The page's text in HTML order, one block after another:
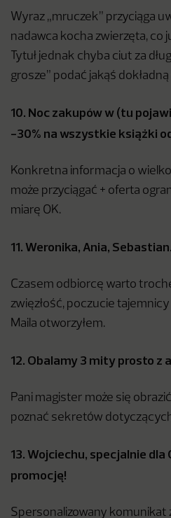
Wyraz „mruczek” przyciąga
nadawca kocha zwierzęta, co
Tytuł jednak chyba ciut za
grosze” podać jakąś
10. Noc zakupów w (tu
-30% na wszystkie książki
Konkretna informacja o
może przyciągać + oferta
miarę OK.
11. Weronika, Ania,
Czasem odbiorcę warto
zwięzłość, poczucie
Maila otworzyłem.
12. Obalamy 3 mity prosto z
Pani magister może się
poznać sekretów
13. Wojciechu, specjalnie dla
promocję!
Spersonalizowany komunikat